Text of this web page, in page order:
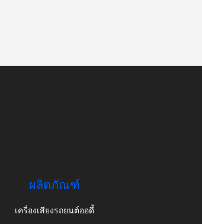
ผลิตภัณฑ์
เครื่องเสียงรถยนต์ออดี้